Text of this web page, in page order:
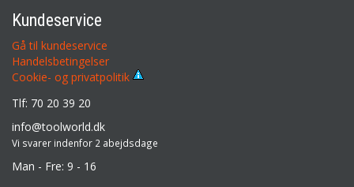
Kundeservice
Gå til kundeservice
Handelsbetingelser
Cookie- og privatpolitik
Tlf: 70 20 39 20
info@toolworld.dk
Vi svarer indenfor 2 abejdsdage
Man - Fre: 9 - 16